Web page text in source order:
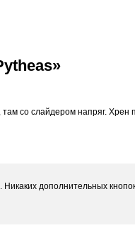
со слайдером напряг. Хрен
дополнительных